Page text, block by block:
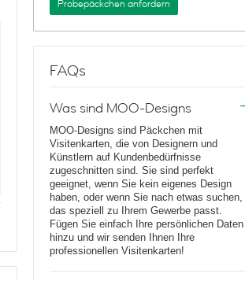
Probepäckchen anfordern
FAQs
Was sind MOO-Designs
MOO-Designs sind Päckchen mit
Visitenkarten, die von Designern und
Künstlern auf Kundenbedürfnisse
zugeschnitten sind. Sie sind perfekt
geeignet, wenn Sie kein eigenes Design
haben, oder wenn Sie nach etwas suchen,
das speziell zu Ihrem Gewerbe passt.
Fügen Sie einfach Ihre persönlichen Daten
hinzu und wir senden Ihnen Ihre
professionellen Visitenkarten!